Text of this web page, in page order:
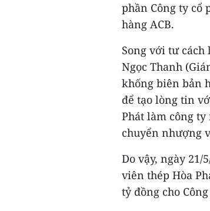
phần Công ty cổ
hàng ACB.
Song với tư
Ngọc Thanh
khống biên bản
để tạo lòng tin
Phát làm công
chuyển nhượng
Do vậy, ngày 21/
viên thép Hòa
tỷ đồng cho